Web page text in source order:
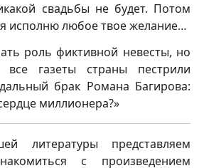
свадьбы не будет. Потом
исполню любое твое желание…
роль фиктивной невесты, но
газеты страны пестрили
брак Романа Багирова:
миллионера?»
литературы представляем
с произведением